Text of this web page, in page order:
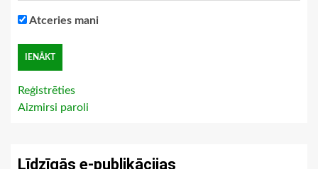
Atceries mani
Reģistrēties
Aizmirsi paroli
Līdzīgās e-publikācijas